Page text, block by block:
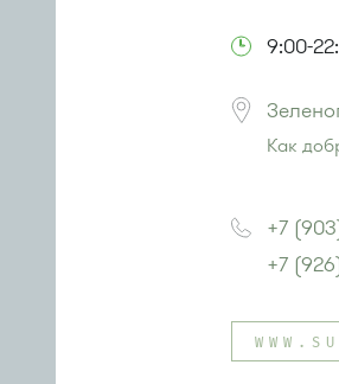
9:00-
Как
или до
+7
+7